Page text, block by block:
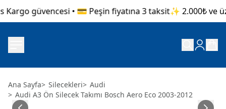
güvencesi • 💳 Peşin fiyatına 3 taksit✨ 2.000₺ ve
Ana Sayfa> Silecekleri> Audi
> Audi A3 Ön Silecek Takımı Bosch Aero Eco 2003-2012